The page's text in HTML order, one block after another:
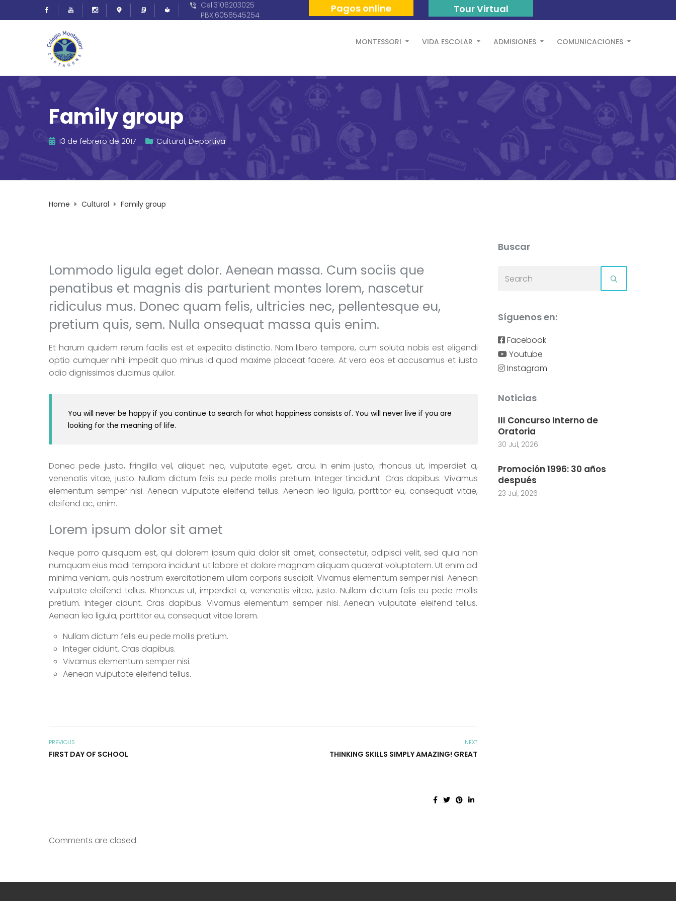
Cel:3106203025
PBX:6056545254
Pagos online Tour Virtual
MONTESSORI VIDA ESCOLAR ADMISIONES COMUNICACIONES
Family group
13 de febrero de 2017 Cultural, Deportiva
Home Cultural Family group
Lommodo ligula eget dolor. Aenean massa. Cum sociis que
penatibus et magnis dis parturient montes lorem, nascetur
ridiculus mus. Donec quam felis, ultricies nec, pellentesque eu,
pretium quis, sem. Nulla onsequat massa quis enim.
Et harum quidem rerum facilis est et expedita distinctio. Nam libero tempore, cum soluta nobis est eligendi
optio cumquer nihil impedit quo minus id quod maxime placeat facere. At vero eos et accusamus et iusto
odio dignissimos ducimus quilor.
You will never be happy if you continue to search for what happiness consists of. You will never live if you are
looking for the meaning of life.
Donec pede justo, fringilla vel, aliquet nec, vulputate eget, arcu. In enim justo, rhoncus ut, imperdiet a,
venenatis vitae, justo. Nullam dictum felis eu pede mollis pretium. Integer tincidunt. Cras dapibus. Vivamus
elementum semper nisi. Aenean vulputate eleifend tellus. Aenean leo ligula, porttitor eu, consequat vitae,
eleifend ac, enim.
Lorem ipsum dolor sit amet
Neque porro quisquam est, qui dolorem ipsum quia dolor sit amet, consectetur, adipisci velit, sed quia non
numquam eius modi tempora incidunt ut labore et dolore magnam aliquam quaerat voluptatem. Ut enim ad
minima veniam, quis nostrum exercitationem ullam corporis suscipit. Vivamus elementum semper nisi. Aenean
vulputate eleifend tellus. Rhoncus ut, imperdiet a, venenatis vitae, justo. Nullam dictum felis eu pede mollis
pretium. Integer cidunt. Cras dapibus. Vivamus elementum semper nisi. Aenean vulputate eleifend tellus.
Aenean leo ligula, porttitor eu, consequat vitae lorem.
Nullam dictum felis eu pede mollis pretium.
Integer cidunt. Cras dapibus.
Vivamus elementum semper nisi.
Aenean vulputate eleifend tellus.
PREVIOUS
FIRST DAY OF SCHOOL
NEXT
THINKING SKILLS SIMPLY AMAZING! GREAT
Comments are closed.
Buscar
Síguenos en:
Facebook
Youtube
Instagram
Noticias
III Concurso Interno de
Oratoria
30 Jul, 2026
Promoción 1996: 30 años
después
23 Jul, 2026